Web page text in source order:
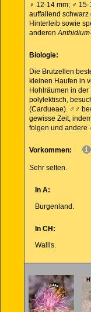
♀ 12-14 mm; ♂ 15-
auffallend
Hinterleib sowie
anderenAnthidium
Biologie:
Die Brutzellen
kleinen Haufen in
Hohlräumen in
polylektisch,
(Cardueae). ♂♂
gewisse Zeit,
folgen und andere
Vorkommen:
Sehr selten.
In A:
Burgenland.
In CH:
Wallis.